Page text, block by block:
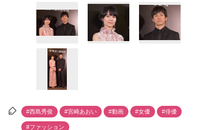
#西島秀俊 #宮崎あおい #動画 #女優 #俳優
#ファッション